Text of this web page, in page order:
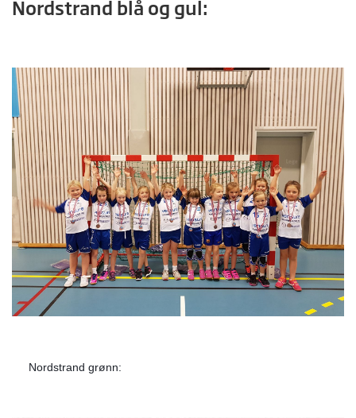
Nordstrand blå og gul:
Nordstrand grønn: